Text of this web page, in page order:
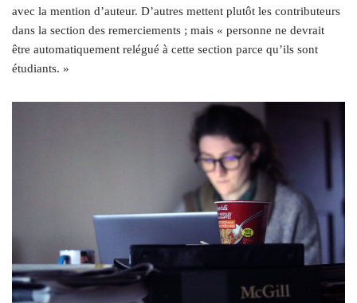
avec la mention d’auteur. D’autres mettent plutôt les contributeurs
dans la section des remerciements ; mais « personne ne devrait
être automatiquement relégué à cette section parce qu’ils sont
étudiants. »